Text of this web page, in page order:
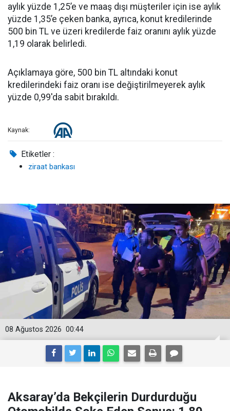
aylık yüzde 1,25’e ve maaş dışı müşteriler için ise aylık
yüzde 1,35’e çeken banka, ayrıca, konut kredilerinde
500 bin TL ve üzeri kredilerde faiz oranını aylık yüzde
1,19 olarak belirledi.
Açıklamaya göre, 500 bin TL altındaki konut
kredilerindeki faiz oranı ise değiştirilmeyerek aylık
yüzde 0,99'da sabit bırakıldı.
Kaynak:
Etiketler :
ziraat bankası
00:44
08 Ağustos 2026
Aksaray’da Bekçilerin Durdurduğu